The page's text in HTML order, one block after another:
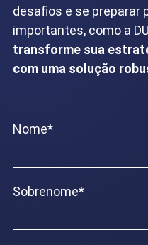
desafios e se preparar
importantes, como a
transforme sua
com uma solução
Nome*
Sobrenome*